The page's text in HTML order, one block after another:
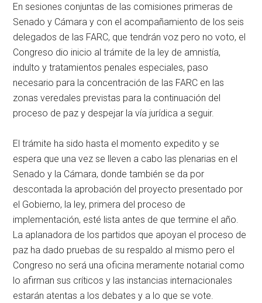
En sesiones conjuntas de las comisiones primeras de
Senado y Cámara y con el acompañamiento de los seis
delegados de las FARC, que tendrán voz pero no voto, el
Congreso dio inicio al trámite de la ley de amnistía,
indulto y tratamientos penales especiales, paso
necesario para la concentración de las FARC en las
zonas veredales previstas para la continuación del
proceso de paz y despejar la vía jurídica a seguir.
El trámite ha sido hasta el momento expedito y se
espera que una vez se lleven a cabo las plenarias en el
Senado y la Cámara, donde también se da por
descontada la aprobación del proyecto presentado por
el Gobierno, la ley, primera del proceso de
implementación, esté lista antes de que termine el año.
La aplanadora de los partidos que apoyan el proceso de
paz ha dado pruebas de su respaldo al mismo pero el
Congreso no será una oficina meramente notarial como
lo afirman sus críticos y las instancias internacionales
estarán atentas a los debates y a lo que se vote.